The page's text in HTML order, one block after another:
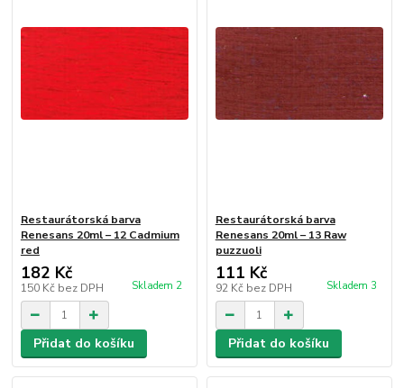
Restaurátorská barva
Renesans 20ml – 12 Cadmium
red
182 Kč
150 Kč bez DPH Skladem 2
Přidat do košíku
Restaurátorská barva
Renesans 20ml – 13 Raw
puzzuoli
111 Kč
92 Kč bez DPH Skladem 3
Přidat do košíku